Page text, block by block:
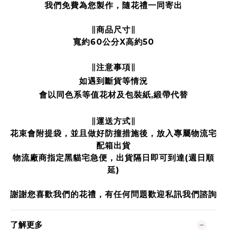
我們免費為您製作，隨花禮一同寄出
∥商品尺寸∥
寬約60公分X高約50
注意事項
如遇到斷貨等情況
會以同色系等值花材及包裝紙,緞帶代替
∥運送方式∥
花束會附提袋，並且做好防撞措施後，放入專屬物流宅
配箱出貨
物流廠商指定黑貓宅急便，出貨隔日即可到達(週日順
延)
謝謝您喜歡我們的花禮，有任何問題歡迎私訊我們諮詢
了解更多